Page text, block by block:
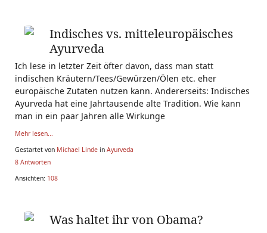
Indisches vs. mitteleuropäisches
Ayurveda
Ich lese in letzter Zeit öfter davon, dass man statt
indischen Kräutern/Tees/Gewürzen/Ölen etc. eher
europäische Zutaten nutzen kann. Andererseits: Indisches
Ayurveda hat eine Jahrtausende alte Tradition. Wie kann
man in ein paar Jahren alle Wirkunge
Mehr lesen...
Gestartet von Michael Linde in Ayurveda
8 Antworten
Ansichten: 108
Was haltet ihr von Obama?